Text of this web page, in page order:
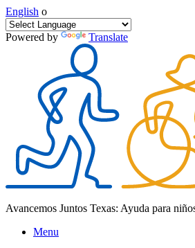
English o
Powered by Translate
Avancemos Juntos Texas: Ayuda para
Menu